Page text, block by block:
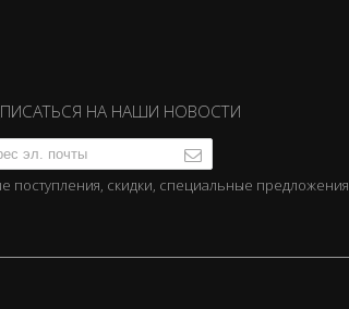
НА НАШИ НОВОСТИ
поступления, скидки, специальные предложения